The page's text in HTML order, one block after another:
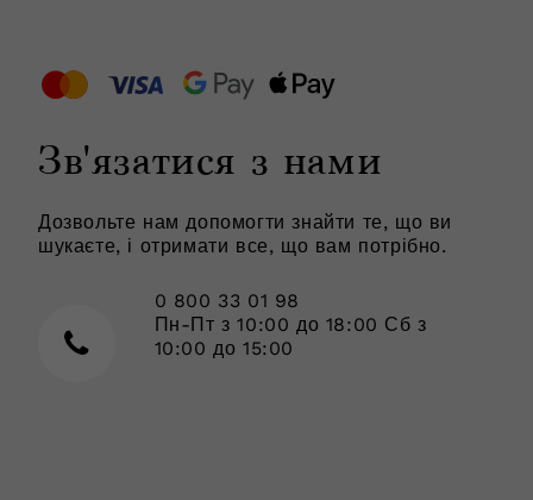
Зв'язатися з нами
Дозвольте нам допомогти знайти те, що ви
шукаєте, і отримати все, що вам потрібно.
0 800 33 01 98
Пн-Пт з 10:00 до 18:00 Сб з
10:00 до 15:00